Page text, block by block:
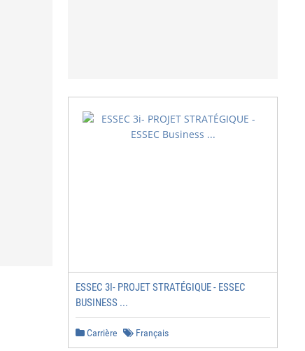
ESSEC 3I- PROJET STRATÉGIQUE - ESSEC
BUSINESS ...
Carrière Français